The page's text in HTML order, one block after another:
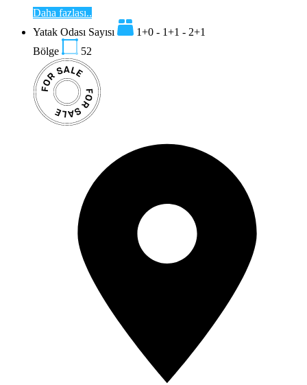
Daha fazlası..
Yatak Odası Sayısı
1+0 - 1+1 - 2+1
Bölge
52